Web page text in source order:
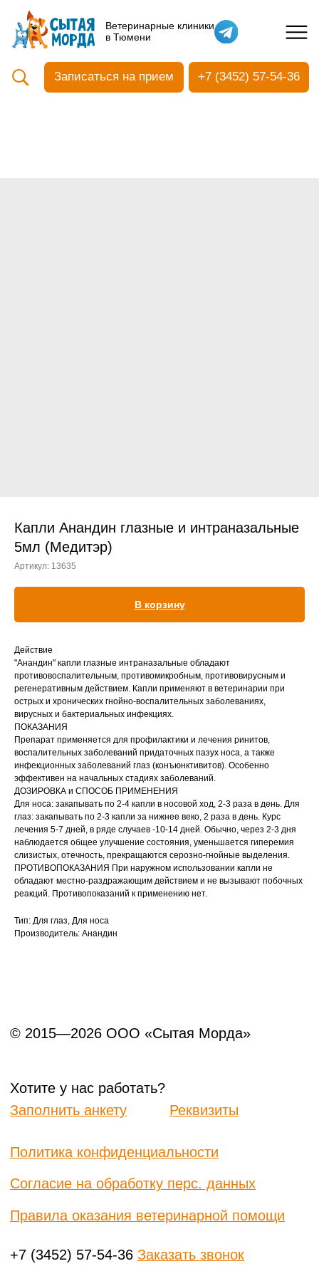
Ветеринарные клиники
в Тюмени
Кастрация собак
Вакцинация
Ультразвуковая чистка зубов
Общий анализ крови
Лечение шиншилл
Вакцинация кроликов
Вакцинация хорьков
Капли Анандин глазные и интраназальные
5мл (Медитэр)
Артикул: 13635
В корзину
Действие
"Анандин" капли глазные интраназальные обладают
противовоспалительным, противомикробным, противовирусным и
регенеративным действием. Капли применяют в ветеринарии при
острых и хронических гнойно-воспалительных заболеваниях,
вирусных и бактериальных инфекциях.
ПОКАЗАНИЯ
Препарат применяется для профилактики и лечения ринитов,
воспалительных заболеваний придаточных пазух носа, а также
инфекционных заболеваний глаз (конъюнктивитов). Особенно
эффективен на начальных стадиях заболеваний.
ДОЗИРОВКА и СПОСОБ ПРИМЕНЕНИЯ
Для носа: закапывать по 2-4 капли в носовой ход, 2-3 раза в день. Для
глаз: закапывать по 2-3 капли за нижнее веко, 2 раза в день. Курс
лечения 5-7 дней, в ряде случаев -10-14 дней. Обычно, через 2-3 дня
наблюдается общее улучшение состояния, уменьшается гиперемия
слизистых, отечность, прекращаются серозно-гнойные выделения.
ПРОТИВОПОКАЗАНИЯ При наружном использовании капли не
обладают местно-раздражающим действием и не вызывают побочных
реакций. Противопоказаний к применению нет.
Тип: Для глаз, Для носа
Производитель: Анандин
© 2015—2026 ООО «Сытая Морда»
Данный сайт носит информационный характер и
Политика конфиденциальности
Согласие на обработку перс. данных
+7 (3452) 57-54-36Заказать звонок
Хотите у нас работать?
Заполнить анкету
Правила оказания ветеринарной помощи
Реквизиты